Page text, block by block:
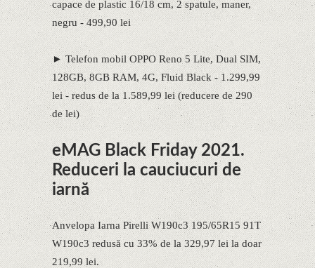
capace de plastic 16/18 cm, 2 spatule, maner,
negru - 499,90 lei
► Telefon mobil OPPO Reno 5 Lite, Dual SIM,
128GB, 8GB RAM, 4G, Fluid Black - 1.299,99
lei - redus de la 1.589,99 lei (reducere de 290
de lei)
eMAG Black Friday 2021.
Reduceri la cauciucuri de
iarnă
Anvelopa Iarna Pirelli W190c3 195/65R15 91T
W190c3 redusă cu 33% de la 329,97 lei la doar
219,99 lei.